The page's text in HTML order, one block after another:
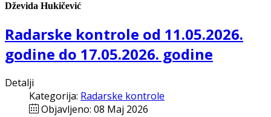
Dževida Hukičević
Radarske kontrole od 11.05.2026.
godine do 17.05.2026. godine
Detalji
Kategorija: Radarske kontrole
Objavljeno: 08 Maj 2026